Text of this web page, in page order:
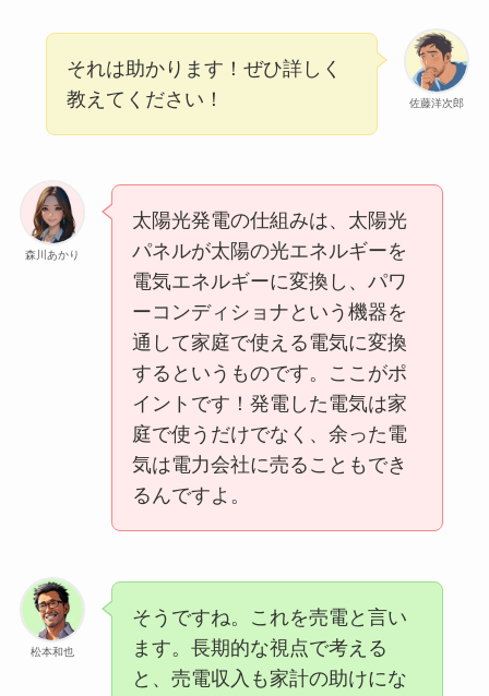
佐藤洋次郎
それは助かります！ぜひ詳しく
教えてください！
森川あかり
太陽光発電の仕組みは、太陽光
パネルが太陽の光エネルギーを
電気エネルギーに変換し、パワ
ーコンディショナという機器を
通して家庭で使える電気に変換
するというものです。ここがポ
イントです！発電した電気は家
庭で使うだけでなく、余った電
気は電力会社に売ることもでき
るんですよ。
松本和也
そうですね。これを売電と言い
ます。長期的な視点で考える
と、売電収入も家計の助けにな